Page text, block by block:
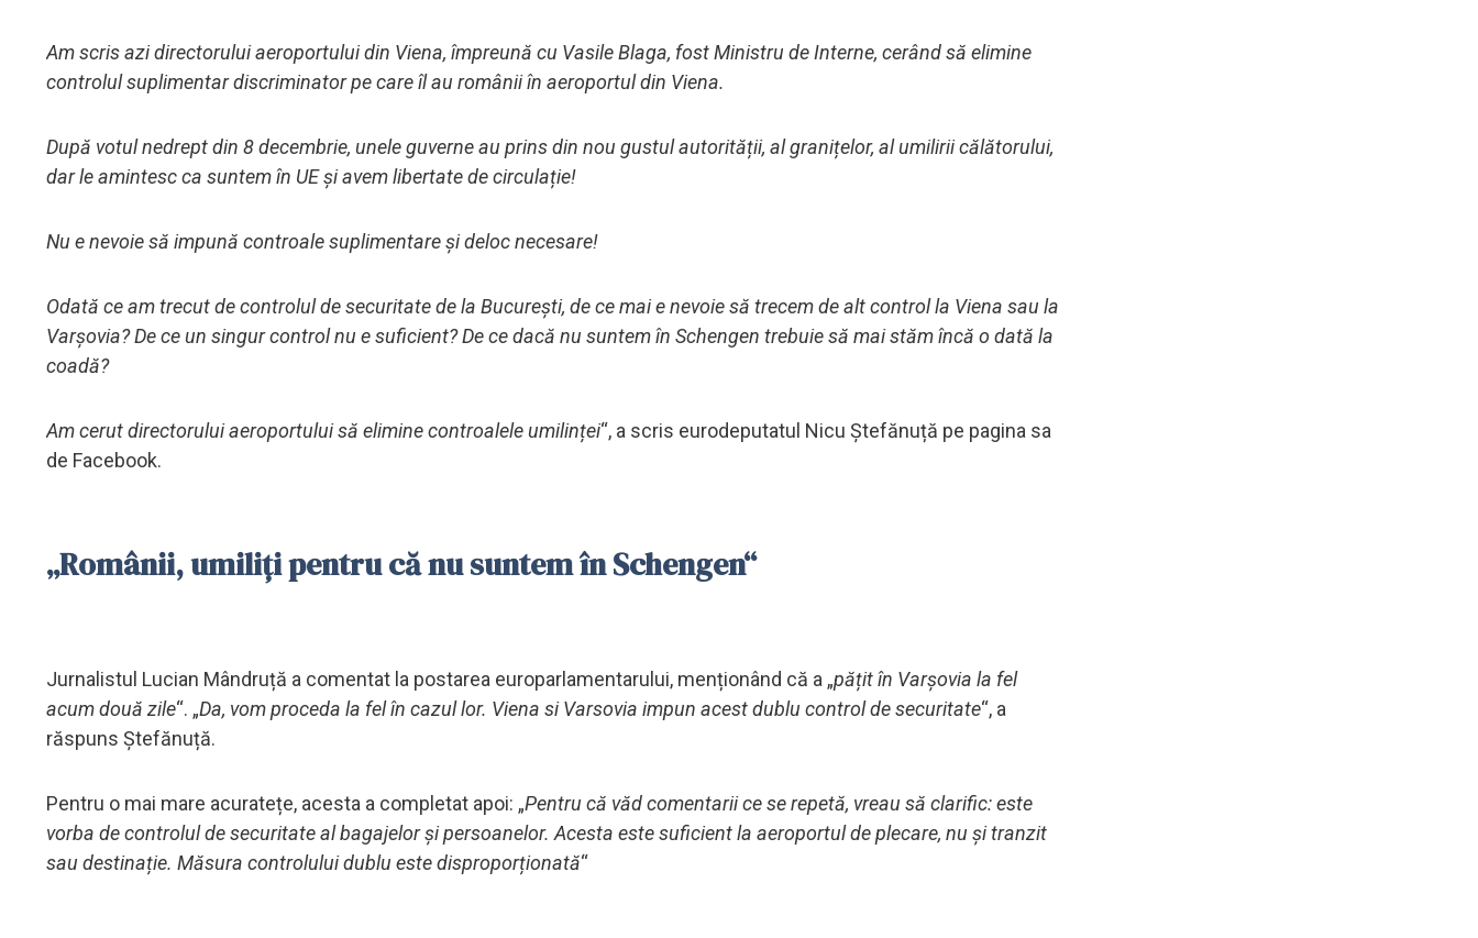
Am scris azi directorului aeroportului din Viena, împreună cu Vasile Blaga, fost Ministru de Interne, cerând să elimine
controlul suplimentar discriminator pe care îl au românii în aeroportul din Viena.
După votul nedrept din 8 decembrie, unele guverne au prins din nou gustul autorității, al granițelor, al umilirii călătorului,
dar le amintesc ca suntem în UE și avem libertate de circulație!
Nu e nevoie să impună controale suplimentare și deloc necesare!
Odată ce am trecut de controlul de securitate de la București, de ce mai e nevoie să trecem de alt control la Viena sau la
Varșovia? De ce un singur control nu e suficient? De ce dacă nu suntem în Schengen trebuie să mai stăm încă o dată la
coadă?
Am cerut directorului aeroportului să elimine controalele umilinței“, a scris eurodeputatul Nicu Ștefănuță pe pagina sa
de Facebook.
„Românii, umiliți pentru că nu suntem în Schengen“
Jurnalistul Lucian Mândruță a comentat la postarea europarlamentarului, menționând că a „pățit în Varșovia la fel
acum două zile“. „Da, vom proceda la fel în cazul lor. Viena si Varsovia impun acest dublu control de securitate“, a
răspuns Ștefănuță.
Pentru o mai mare acuratețe, acesta a completat apoi: „Pentru că văd comentarii ce se repetă, vreau să clarific: este
vorba de controlul de securitate al bagajelor și persoanelor. Acesta este suficient la aeroportul de plecare, nu și tranzit
sau destinație. Măsura controlului dublu este disproporționată“